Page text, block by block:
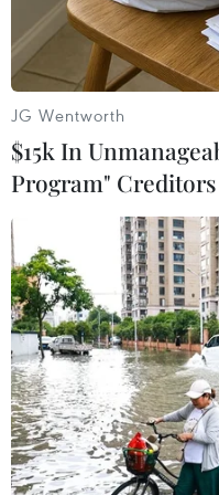
Quân đội
nghiệm hệ thống
sóng thần.
phòng Chính phủ,
bão Trung ương,
nạn, Bộ Tư lệnh
Địa cầu, lãnh đạo
Đà Nẵng và các
kiến buổi thử
Một tình huống
Philippinescách
1.800-2.000km
Richter có nguy cơ
JG Wentworth
$15k In
Program"